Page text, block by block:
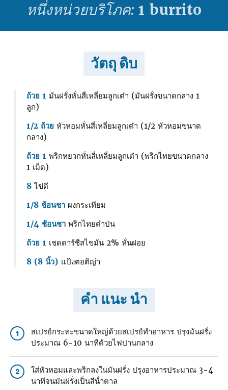
หนึ่งหน่วยบริโภค: 1 burrito
วัตถุ ดิบ
ถ้วย 1 มันฝรั่งหั่นสี่เหลี่ยมลูกเต๋า (มันฝรั่งขนาดกลาง 1
ลูก)
1/2 ถ้วย หัวหอมหั่นสี่เหลี่ยมลูกเต๋า (1/2 หัวหอมขนาด
กลาง)
ถ้วย 1 พริกหยวกหั่นสี่เหลี่ยมลูกเต๋า (พริกไทยขนาดกลาง
1 เม็ด)
8 ไข่ตี
1/8 ช้อนชา ผงกระเทียม
1/4 ช้อนชา พริกไทยดําป่น
ถ้วย 1 เชดดาร์ชีสไขมัน 2% หั่นฝอย
8 (8 นิ้ว) แป้งตอติญ่า
คำ แนะ นำ
1
สเปรย์กระทะขนาดใหญ่ด้วยสเปรย์ทําอาหาร ปรุงมันฝรั่ง
ประมาณ 6-10 นาทีด้วยไฟปานกลาง
2
ใส่หัวหอมและพริกลงในมันฝรั่ง ปรุงอาหารประมาณ 3-4
นาทีจนมันฝรั่งเป็นสีน้ําตาล